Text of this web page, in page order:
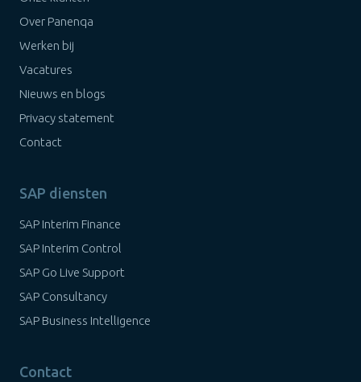
Over Panenqa
Werken bij
Vacatures
Nieuws en blogs
Privacy statement
Contact
SAP diensten
SAP Interim Finance
SAP Interim Control
SAP Go Live Support
SAP Consultancy
SAP Business Intelligence
Contact